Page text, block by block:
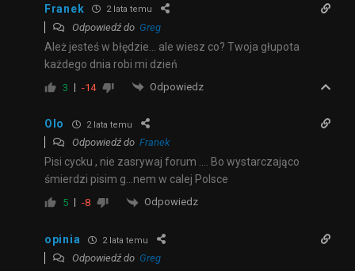
Franek 2 lata temu
Odpowiedź do Greg
Ależ jesteś w błędzie… ale wiesz co? Twoja głupota
każdego dnia robi mi dzień
3 -14 Odpowiedz
Olo 2 lata temu
Odpowiedź do Franek
Pisi cycku , nie zasrywaj forum …. Bo wystarczająco
śmierdzi pisim g…nem w calej Polsce
5 -8 Odpowiedz
opinia 2 lata temu
Odpowiedź do Greg